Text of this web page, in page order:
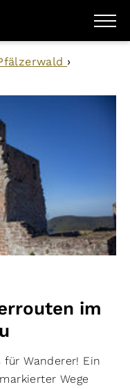
›
im
für Wanderer! Ein
Wege